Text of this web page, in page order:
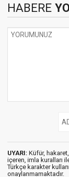
HABERE
UYARI: Küfür,
içeren, imla kuralları
Türkçe karakter
onaylanmamaktadır.